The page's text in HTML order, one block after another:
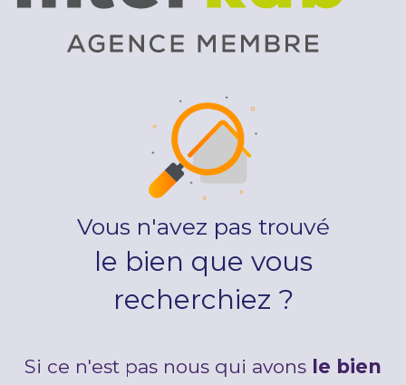
Vous n'avez pas trouvé
le bien que vous
recherchiez ?
Si ce n'est pas nous qui avons le bien